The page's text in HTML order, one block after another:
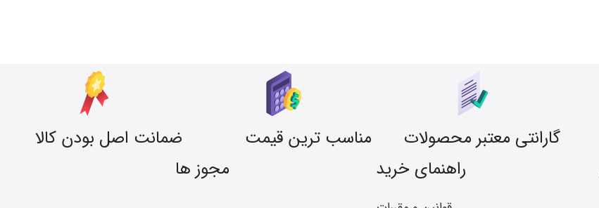
گارانتی معتبر محصولات مناسب ترین قیمت
ضمانت اصل بودن کالا
راهنمای خرید مجوز ها